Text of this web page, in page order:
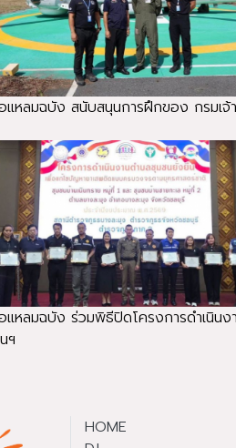
อแหลมฉบัง สนับสนุนการฝึกของ กรมเจ้
อแหลมฉบัง ร่วมพิธีปิดโครงการดำเนินง
ฯ
HOME